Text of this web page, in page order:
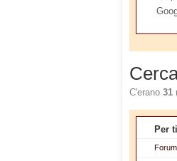
C'erano 31
Per
Forum